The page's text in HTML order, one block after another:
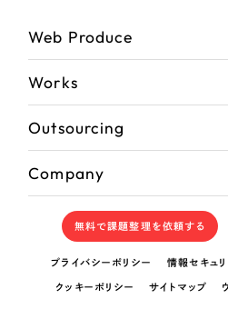
Web Produce
Works
Outsourcing
Company
無料で課題整理を依頼する
プライバシーポリシー 情報セキュ
クッキーポリシー サイトマップ